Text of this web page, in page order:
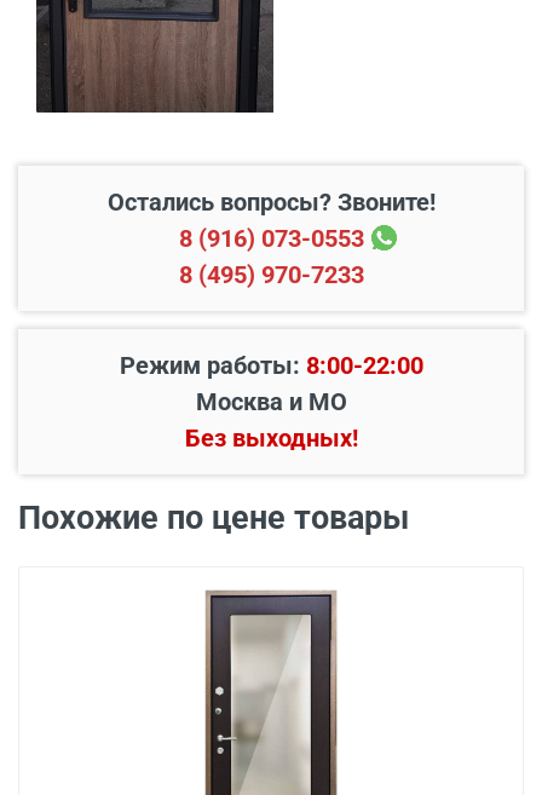
достойным выбором для тех, кто ценит качество и
комфорт каждый день.
Свыше 20 км от МКАД
Подъем до квартиры
Цена, руб.
от 600
Демонтаж старой
металлической двери
Остались вопросы? Звоните!
8 (916) 073-0553
8 (495) 970-7233
Режим работы: 8:00-22:00
Москва и МО
Без выходных!
Похожие по цене товары